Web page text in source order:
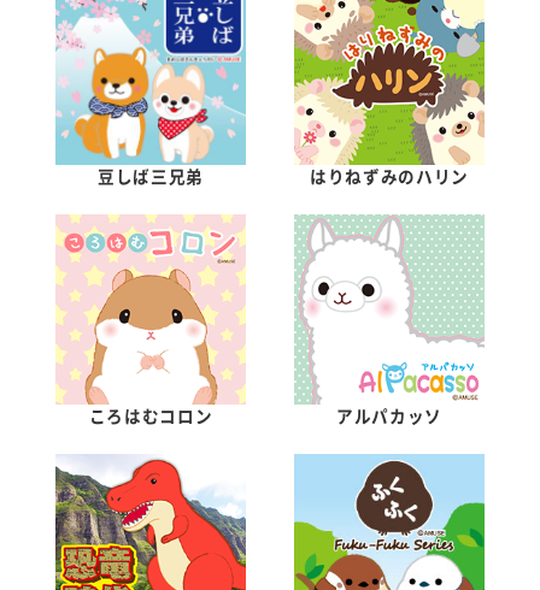
豆しば三兄弟 はりねずみのハリン
ころはむコロン アルパカッソ